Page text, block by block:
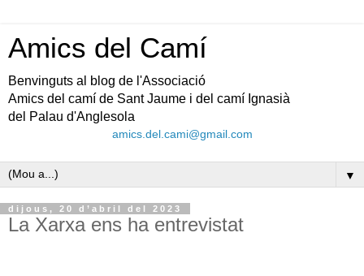
Amics del Camí
Benvinguts al blog de l'Associació
Amics del camí de Sant Jaume i del camí Ignasià
del Palau d'Anglesola
amics.del.cami@gmail.com
▼
dijous, 20 d’abril del 2023
La Xarxa ens ha entrevistat